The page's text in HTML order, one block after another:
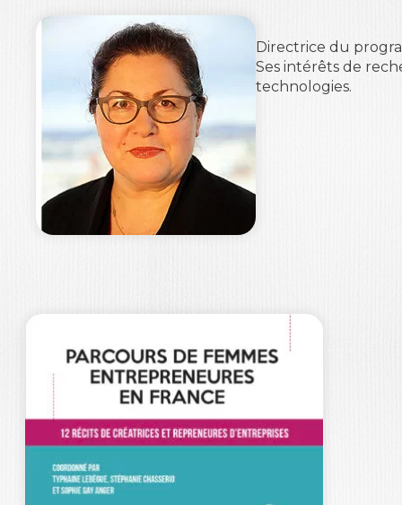
Directrice du
Ses intérêts de
technologies.